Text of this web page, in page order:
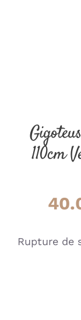
110cm
Rupture de